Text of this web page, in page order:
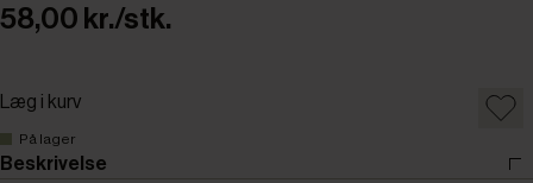
58,00 kr./stk.
Læg i kurv
På lager
Beskrivelse